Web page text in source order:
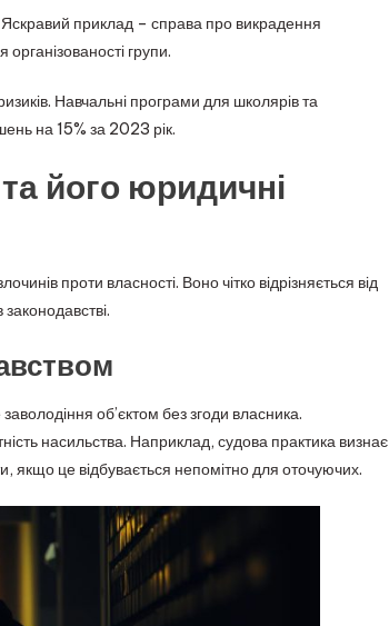
Яскравий приклад – справа про викрадення
групи.
Навчальні програми для школярів та
на 15% за 2023 рік.
його юридичні
проти власності. Воно чітко відрізняється від
об’єктом без згоди власника.
насильства. Наприклад, судова практика визнає
це відбувається непомітно для оточуючих.